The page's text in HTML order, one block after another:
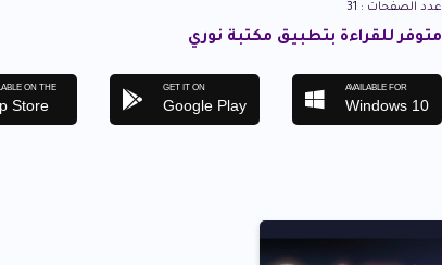
عدد الصفحات : 31
متوفر للقراءة بتطبيق مكتبة نوري
ON THE
Store
GET IT ON
Google Play
AVAILABLE FOR
Windows 10